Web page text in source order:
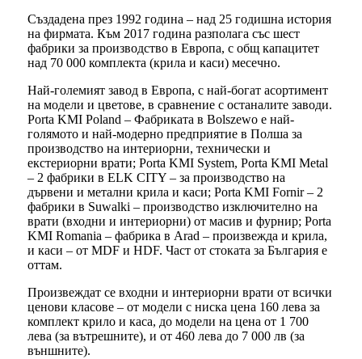
Създадена през 1992 година – над 25 годишна история
на фирмата. Към 2017 година разполага със шест
фабрики за производство в Европа, с общ капацитет
над 70 000 комплекта (крила и каси) месечно.
Най-големият завод в Европа, с най-богат асортимент
на модели и цветове, в сравнение с останалите заводи.
Porta KMI Poland – Фабриката в Bolszewo е най-
голямото и най-модерно предприятие в Полша за
производство на интериорни, технически и
екстериорни врати; Porta KMI System, Porta KMI Metal
– 2 фабрики в ELK CITY – за производство на
дървени и метални крила и каси; Porta KMI Fornir – 2
фабрики в Suwalki – производство изключително на
врати (входни и интериорни) от масив и фурнир; Porta
KMI Romania – фабрика в Arad – произвежда и крила,
и каси – от MDF и HDF. Част от стоката за България е
оттам.
Произвеждат се входни и интериорни врати от всички
ценови класове – от модели с ниска цена 160 лева за
комплект крило и каса, до модели на цена от 1 700
лева (за вътрешните), и от 460 лева до 7 000 лв (за
външните).